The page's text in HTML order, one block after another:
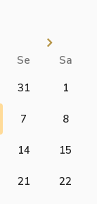
Se
Sa
31 1
7 8
14 15
21 22